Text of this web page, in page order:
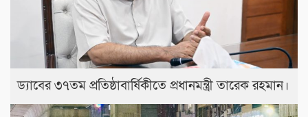
ড্যাবের ৩৭তম প্রতিষ্ঠাবার্ষিকীতে প্রধানমন্ত্রী তারেক রহমান।